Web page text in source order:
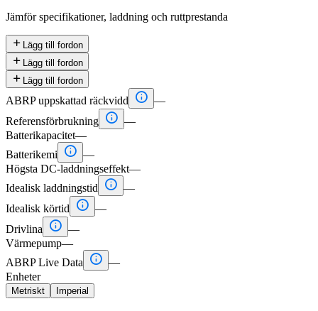
Jämför specifikationer, laddning och ruttprestanda
 Lägg till fordon
 Lägg till fordon
 Lägg till fordon
ABRP uppskattad räckvidd  —
Referensförbrukning  —
Batterikapacitet—
Batterikemi
 —
Högsta DC-laddningseffekt—
Idealisk laddningstid
 —
Idealisk körtid
 —
Drivlina
 —
Värmepump—
ABRP Live Data
 —
Enheter
Metriskt Imperial